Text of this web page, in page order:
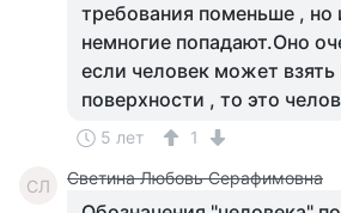
требования поменьше , но
немногие попадают.Оно
если человек может взять
поверхности , то это
5 лет 1
СЛ Светина Любовь Серафимовна